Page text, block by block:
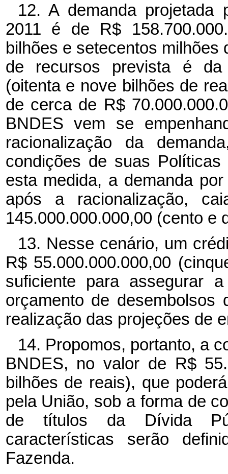
12. A demanda projetada
2011 é de R$
bilhões e setecentos milhões
de recursos prevista é da
(oitenta e nove bilhões de
de cerca de R$
BNDES vem se
racionalização da
condições de suas
esta medida, a demanda
após a racionalização,
145.000.000.000,00 (cento e
13. Nesse cenário, um
R$ 55.000.000.000,00
suficiente para assegurar
orçamento de desembolsos
realização das projeções de
14. Propomos, portanto, a
BNDES, no valor de R$
bilhões de reais), que
pela União, sob a forma de
de títulos da Dívida
características serão
Fazenda.